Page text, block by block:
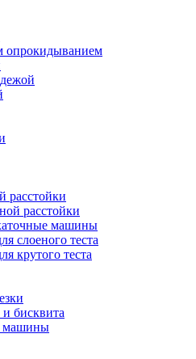
опрокидыванием
расстойки
расстойки
машины
слоеного теста
крутого теста
бисквита
машины